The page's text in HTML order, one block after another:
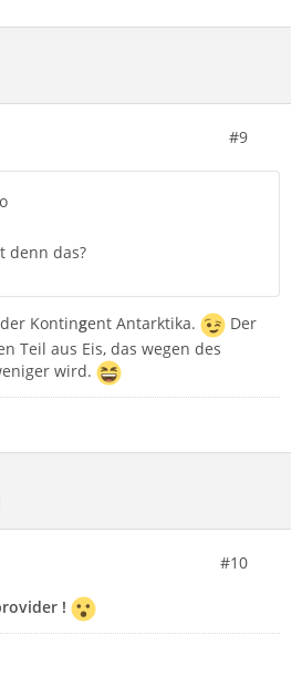
#9
denn das?
Kontingent Antarktika.
Der
Teil aus Eis, das wegen des
wird.
#10
!